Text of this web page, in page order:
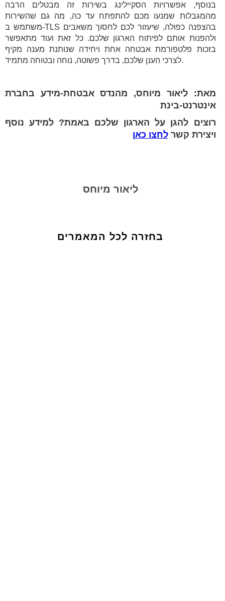
בנוסף, אפשרויות הסקיילינג בשירות זה מבטלים הרבה
מהמגבלות שמנעו מכם להתפתח עד כה, מה גם שהשירות
משתמש ב-TLS בהצפנה כפולה, שיעזור לכם לחסוך משאבים
ולהפנות אותם לפיתוח הארגון שלכם. כל זאת ועוד מתאפשר
בזכות פלטפורמת אבטחה אחת ויחידה שנותנת מענה מקיף
לצרכי הענן שלכם, בדרך פשוטה, נוחה ובטוחה מתמיד.
מאת: ליאור מיוחס, מהנדס אבטחת-מידע בחברת
אינטרנט-בינת
רוצים להגן על הארגון שלכם באמת? למידע נוסף
ויצירת קשרלחצו כאן
ליאור מיוחס
בחזרה לכל המאמרים